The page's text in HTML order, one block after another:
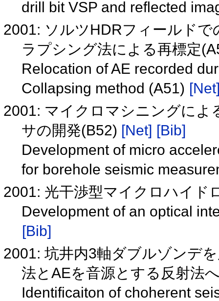
drill bit VSP and reflected
2001: ソルツHDRフィールド
ラプシング法による再標定
Relocation of AE recorded
Collapsing method (A51)
2001: マイクロマシニングによ
サの開発(B52) [Net] [Bib]
Development of micro
for borehole seismic
2001: 光干渉型マイクロハイド
Development of an optical
[Bib]
2001: 坑井内3軸ダブルゾンデ
法とAEを音源とする反射法
Identificaiton of choherent